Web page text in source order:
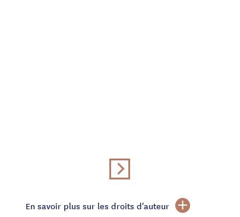
En savoir plus sur les droits d'auteur